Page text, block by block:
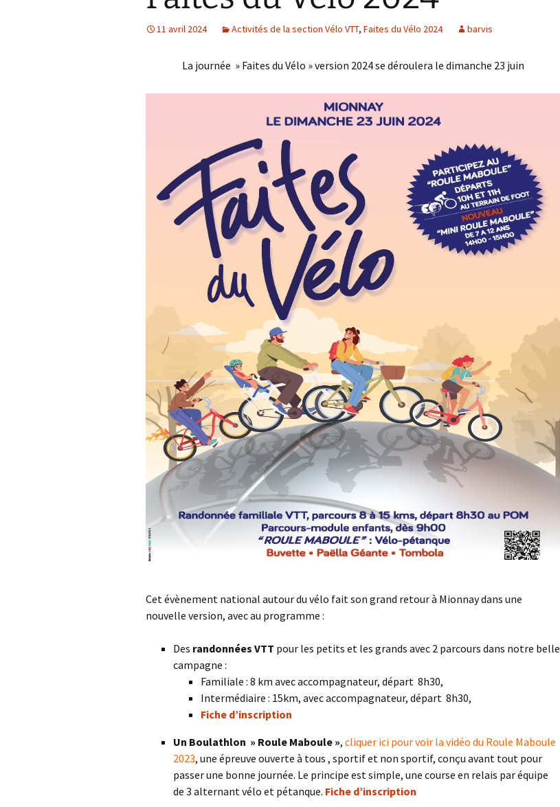
Saison 2011/2012
La Presse
Liens GPS
11 avril 2024 Activités de la section Vélo VTT, Faites du Vélo 2024 barvis
La journée » Faites du Vélo » version 2024 se déroulera le dimanche 23 juin
Cet évènement national autour du vélo fait son grand retour à Mionnay dans une
nouvelle version, avec au programme :
Des randonnées VTT pour les petits et les grands avec 2 parcours dans notre belle
campagne :
Familiale : 8 km avec accompagnateur, départ 8h30,
Intermédiaire : 15km, avec accompagnateur, départ 8h30,
Fiche d’inscription
Un Boulathlon » Roule Maboule », cliquer ici pour voir la vidéo du Roule Maboule
2023, une épreuve ouverte à tous , sportif et non sportif, conçu avant tout pour
passer une bonne journée. Le principe est simple, une course en relais par équipe
de 3 alternant vélo et pétanque. Fiche d’inscription